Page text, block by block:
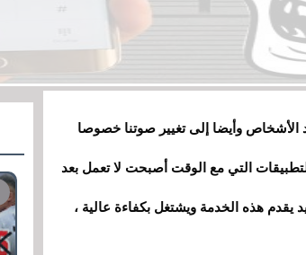
الأشخاص وأيضا إلى تغيير صوتنا خصوصا
التي مع الوقت أصبحت لا تعمل بعد
يقدم هذه الخدمة ويشتغل بكفاءة عالية ،